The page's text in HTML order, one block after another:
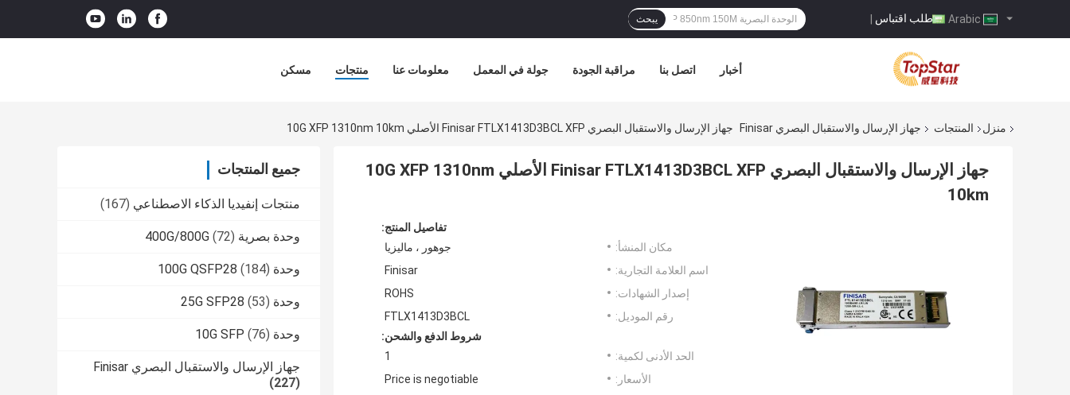
طلب اقتباس | يبحث
مسكن منتجات معلومات عنا جولة في المعمل مراقبة الجودة اتصل بنا أخبار
منزل المنتجات جهاز الإرسال والاستقبال البصري Finisar جهاز الإرسال والاستقبال البصري Finisar FTLX1413D3BCL XFP الأصلي 10G XFP 1310nm 10km
جميع المنتجات
منتجات إنفيديا الذكاء الاصطناعي (167)
وحدة بصرية 400G/800G (72)
وحدة 100G QSFP28 (184)
وحدة 25G SFP28 (53)
وحدة 10G SFP (76)
جهاز الإرسال والاستقبال البصري Finisar
(227)
جهاز الإرسال والاستقبال البصري Finisar FTLX1413D3BCL XFP الأصلي 10G XFP 1310nm
10km
تفاصيل المنتج:
مكان المنشأ:
جوهور ، ماليزيا
اسم العلامة التجارية:
Finisar
إصدار الشهادات:
ROHS
رقم الموديل:
FTLX1413D3BCL
شروط الدفع والشحن:
الحد الأدنى لكمية:
1
الأسعار:
Price is negotiable